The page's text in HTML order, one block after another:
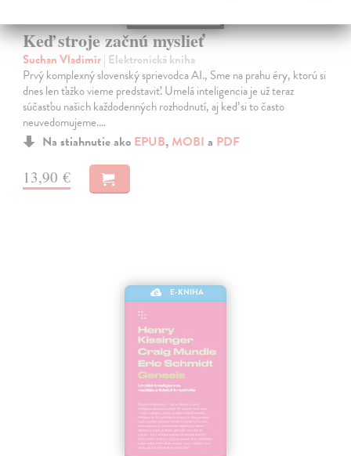
Keď stroje začnú myslieť
Suchan Vladimír| Elektronická kniha
Prvý komplexný slovenský sprievodca AI., Sme na prahu éry, ktorú si
dnes len ťažko vieme predstaviť. Umelá inteligencia je už teraz
súčasťou našich každodenných rozhodnutí, aj keď si to často
neuvedomujeme.…
Na stiahnutie ako EPUB, MOBI a PDF
13,90 €
E-KNIHA